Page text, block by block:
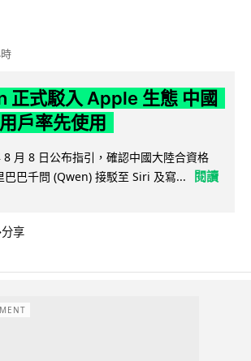
正式駁入 Apple 生態 中國
戶率先使用
月 8 日公布指引，確認中國大陸合資格
巴巴千問 (Qwen) 接駁至 Siri 及寫...
閱讀
分享